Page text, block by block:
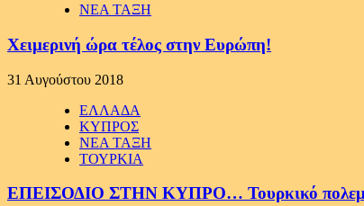
ΝΕΑ ΤΑΞΗ
Χειμερινή ώρα τέλος στην Ευρώπη!
31 Αυγούστου 2018
ΕΛΛΑΔΑ
ΚΥΠΡΟΣ
ΝΕΑ ΤΑΞΗ
ΤΟΥΡΚΙΑ
ΕΠΕΙΣΟΔΙΟ ΣΤΗΝ ΚΥΠΡΟ… Τουρκικό